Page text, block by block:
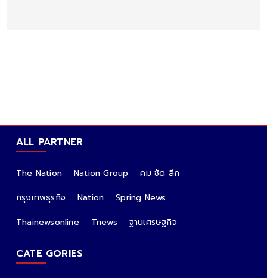
ALL PARTNER
The Nation Nation Group
คม ชัด ลึก
กรุงเทพธุรกิจ
Nation
Spring News
Thainewsonline
Tnews ฐานเศรษฐกิจ
CATE GORIES